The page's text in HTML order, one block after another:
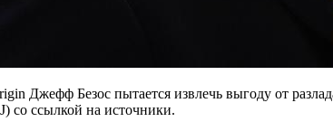
Джефф Безос пытается извлечь выгоду от
со ссылкой на источники.